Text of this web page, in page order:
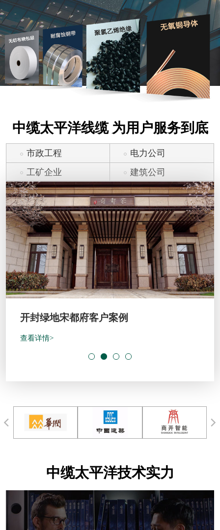
中缆太平洋线缆 为用户服务到底
市政工程
电力公司
工矿企业
建筑公司
开封绿地宋都府客户案例
查看详情>
中缆太平洋技术实力